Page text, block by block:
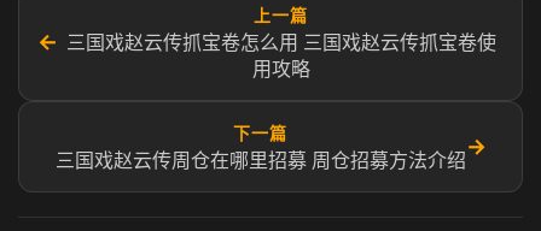
←
上一篇
三国戏赵云传抓宝卷怎么用 三国戏赵云传抓宝卷使
用攻略
下一篇
三国戏赵云传周仓在哪里招募 周仓招募方法介绍
→